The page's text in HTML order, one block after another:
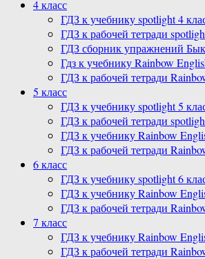
4 класс
ГДЗ к учебнику spotlight 4
ГДЗ к рабочей тетради
ГДЗ сборник упражнений
Гдз к учебнику Rainbow
ГДЗ к рабочей тетради
5 класс
ГДЗ к учебнику spotlight 5
ГДЗ к рабочей тетради
ГДЗ к учебнику Rainbow
ГДЗ к рабочей тетради
6 класс
ГДЗ к учебнику spotlight 6
ГДЗ к учебнику Rainbow
ГДЗ к рабочей тетради
7 класс
ГДЗ к учебнику Rainbow
ГДЗ к рабочей тетради